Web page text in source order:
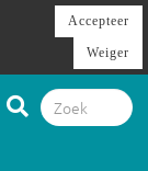
Accepteer
Weiger